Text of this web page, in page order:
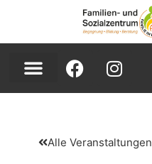
Alle Veranstaltungen